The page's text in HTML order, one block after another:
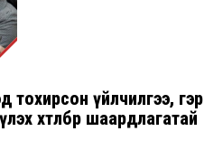
тохирсон үйлчилгээ, гэр
хөтөлбөр шаардлагатай